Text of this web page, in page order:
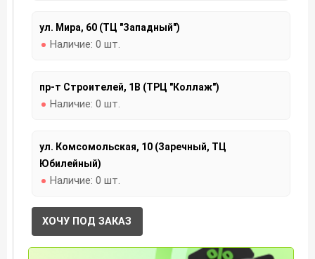
ул. Мира, 60 (ТЦ "Западный")
Наличие: 0 шт.
пр-т Строителей, 1В (ТРЦ "Коллаж")
Наличие: 0 шт.
ул. Комсомольская, 10 (Заречный, ТЦ
Юбилейный)
Наличие: 0 шт.
ХОЧУ ПОД ЗАКАЗ